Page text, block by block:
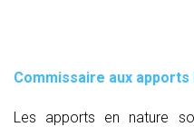
Commissaire aux apports
Les apports en nature